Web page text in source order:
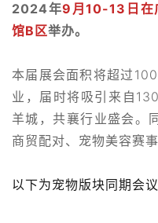
2024年9月10-13日在
馆B区举办。
本届展会面积将超过
业，届时将吸引来自
羊城，共襄行业盛会。
商贸配对、宠物美容赛
以下为宠物版块同期会议